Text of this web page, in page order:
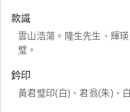
款識
雲山浩蕩。隆生先生、輝
璧。
鈐印
黃君璧印(白)、君翁(朱)、